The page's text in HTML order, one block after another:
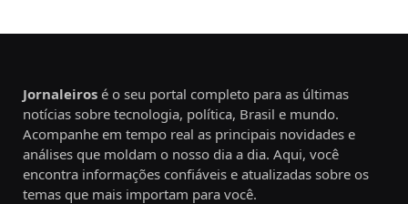
Jornaleiros é o seu portal completo para as últimas
notícias sobre tecnologia, política, Brasil e mundo.
Acompanhe em tempo real as principais novidades e
análises que moldam o nosso dia a dia. Aqui, você
encontra informações confiáveis e atualizadas sobre os
temas que mais importam para você.